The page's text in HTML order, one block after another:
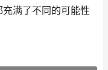
满了不同的可能性